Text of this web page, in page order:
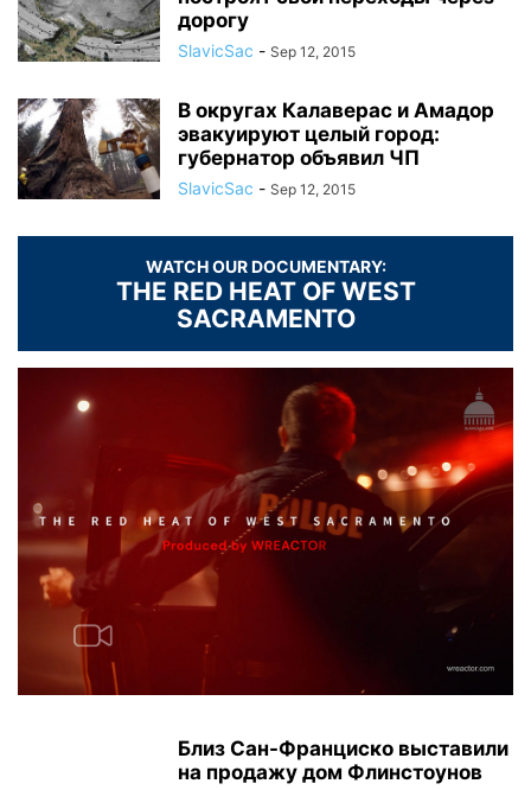
дорогу
SlavicSac - Sep 12, 2015
В округах Калаверас и Амадор
эвакуируют целый город:
губернатор объявил ЧП
SlavicSac - Sep 12, 2015
WATCH OUR DOCUMENTARY:
THE RED HEAT OF WEST
SACRAMENTO
Близ Сан-Франциско выставили
на продажу дом Флинстоунов